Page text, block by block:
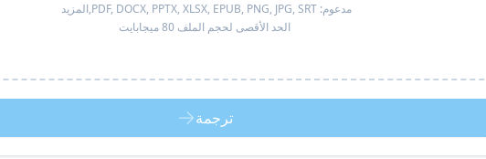
مدعوم: PDF, DOCX, PPTX, XLSX, EPUB, PNG, JPG, SRT, المزيد
الحد الأقصى لحجم الملف 80 ميجابايت
ترجمة